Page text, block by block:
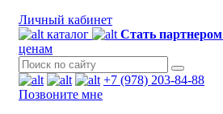
Личный кабинет
каталог
Стать партнером
ценам
+7 (978) 203-84-88
Позвоните мне